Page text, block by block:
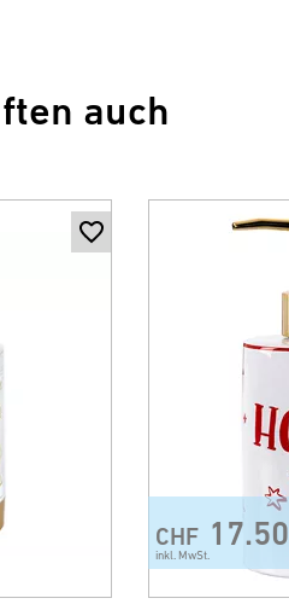
auch
CHF 17.50
inkl. MwSt.